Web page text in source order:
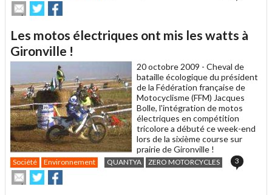
Envoyer
cet
à
un
ami
Partager
sur
sur
Les motos électriques ont mis les watts à
Gironville !
20 octobre 2009 - Cheval de
bataille écologique du président
de la Fédération française de
Motocyclisme (FFM) Jacques
Bolle, l'intégration de motos
électriques en compétition
tricolore a débuté ce week-end
lors de la sixième course sur
prairie de Gironville !
Société Environnement QUANTYA ZERO MOTORCYCLES 3
Envoyer
cet
Partager
sur
sur